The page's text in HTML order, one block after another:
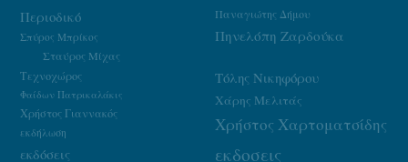
Παναγιώτης Δήμου
Περιοδικό
Πηνελόπη Ζαρδούκα
Σπύρος Μπρίκος
Σταύρος Μίχας
Τεχνοχώρος
Τόλης Νικηφόρου
Φαίδων Πατρικαλάκις Χάρης Μελιτάς
Χρήστος Γιαννακός
Χρήστος Χαρτοματσίδης
εκδήλωση
εκδοσεις
εκδόσεις